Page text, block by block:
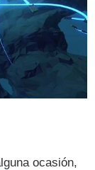
ocasión,